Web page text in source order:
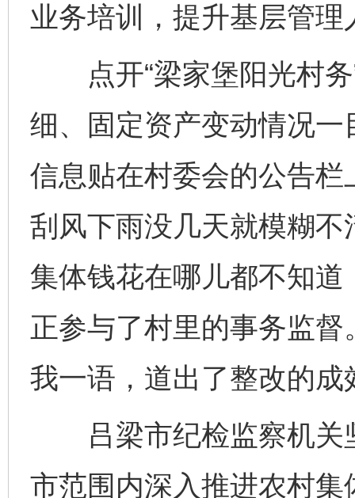
业务培训，提升基层管
点开“梁家堡阳光村务
细、固定资产变动情况一
信息贴在村委会的公告
刮风下雨没几天就模糊不
集体钱花在哪儿都不知
正参与了村里的事务监
我一语，道出了整改的成
吕梁市纪检监察机关
市范围内深入推进农村集